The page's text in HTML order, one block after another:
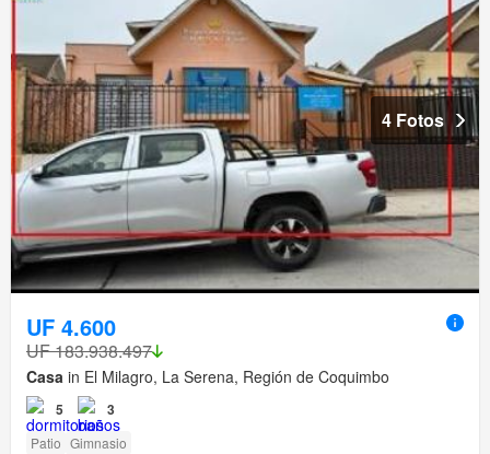
4 Fotos
UF 4.600
UF 183.938.497
Casa in El Milagro, La Serena, Región de Coquimbo
5 3
Patio Gimnasio